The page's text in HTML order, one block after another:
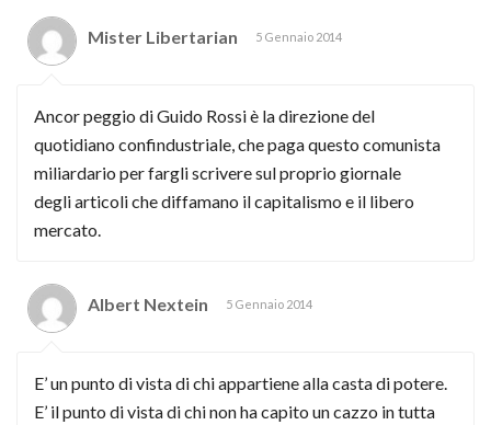
Mister Libertarian 5 Gennaio 2014
Ancor peggio di Guido Rossi è la direzione del
quotidiano confindustriale, che paga questo comunista
miliardario per fargli scrivere sul proprio giornale
degli articoli che diffamano il capitalismo e il libero
mercato.
Albert Nextein 5 Gennaio 2014
E’ un punto di vista di chi appartiene alla casta di potere.
E’ il punto di vista di chi non ha capito un cazzo in tutta